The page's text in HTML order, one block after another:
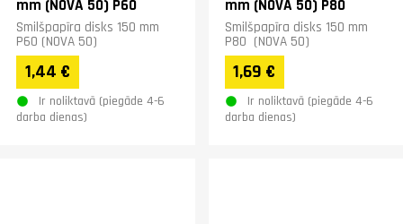
mm (NOVA 50) P60
Smilšpapīra disks 150 mm
P60 (NOVA 50)
1,44 €
Ir noliktavā (piegāde 4-6
darba dienas)
mm (NOVA 50) P80
Smilšpapīra disks 150 mm
P80 (NOVA 50)
1,69 €
Ir noliktavā (piegāde 4-6
darba dienas)